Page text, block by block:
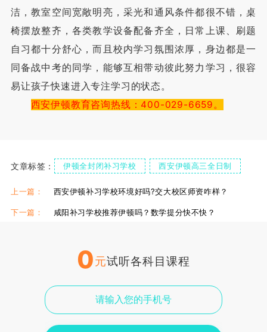
洁，教室空间宽敞明亮，采光和通风条件都很不错，桌
椅摆放整齐，各类教学设备配备齐全，日常上课、刷题
自习都十分舒心，而且校内学习氛围浓厚，身边都是一
同备战中考的同学，能够互相带动彼此努力学习，很容
易让孩子快速进入专注学习的状态。
西安伊顿教育咨询热线：400-029-6659。
文章标签： 伊顿全封闭补习学校 西安伊顿高三全日制
伊顿单招复读学校
上一篇： 西安伊顿补习学校环境好吗?交大校区师资咋样？
下一篇： 咸阳补习学校推荐伊顿吗？数学提分快不快？
0元试听各科目课程